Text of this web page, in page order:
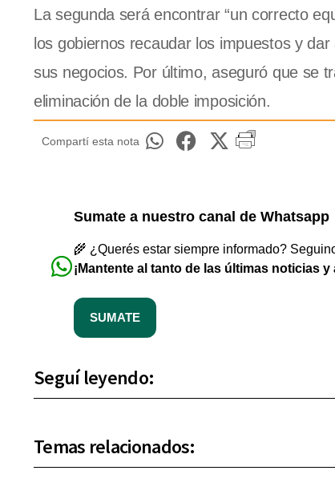
La segunda será encontrar “un correcto
los gobiernos recaudar los impuestos y
sus negocios. Por último, aseguró que se
eliminación de la doble imposición.
Compartí esta nota
Sumate a nuestro canal de Whatsapp
🌾 ¿Querés estar siempre informado?
¡Mantente al tanto de las últimas noticias
SUMATE
Seguí leyendo:
Temas relacionados: